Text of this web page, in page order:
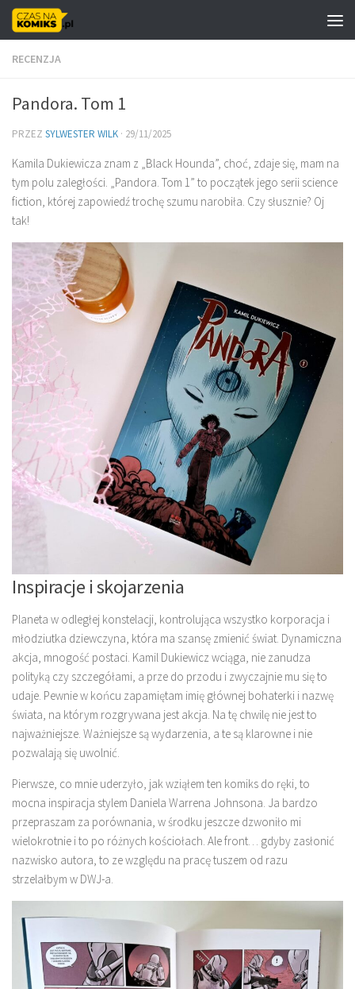
Skip to content
RECENZJA
Pandora. Tom 1
PRZEZ SYLWESTER WILK · 29/11/2025
Kamila Dukiewicza znam z „Black Hounda”, choć, zdaje się, mam na
tym polu zaległości. „Pandora. Tom 1” to początek jego serii science
fiction, której zapowiedź trochę szumu narobiła. Czy słusznie? Oj
tak!
Inspiracje i skojarzenia
Planeta w odległej konstelacji, kontrolująca wszystko korporacja i
młodziutka dziewczyna, która ma szansę zmienić świat. Dynamiczna
akcja, mnogość postaci. Kamil Dukiewicz wciąga, nie zanudza
polityką czy szczegółami, a prze do przodu i zwyczajnie mu się to
udaje. Pewnie w końcu zapamiętam imię głównej bohaterki i nazwę
świata, na którym rozgrywana jest akcja. Na tę chwilę nie jest to
najważniejsze. Ważniejsze są wydarzenia, a te są klarowne i nie
pozwalają się uwolnić.
Pierwsze, co mnie uderzyło, jak wziąłem ten komiks do ręki, to
mocna inspiracja stylem Daniela Warrena Johnsona. Ja bardzo
przepraszam za porównania, w środku jeszcze dzwoniło mi
wielokrotnie i to po różnych kościołach. Ale front… gdyby zasłonić
nazwisko autora, to ze względu na pracę tuszem od razu
strzelałbym w DWJ-a.